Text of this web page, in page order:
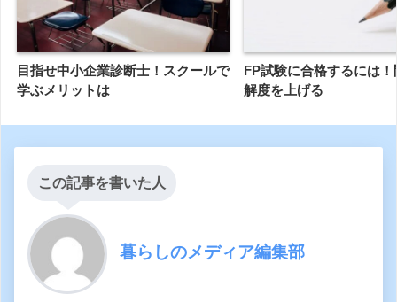
目指せ中小企業診断士！スクールで
学ぶメリットは
FP試験に合格するには
解度を上げる
この記事を書いた人
暮らしのメディア編集部